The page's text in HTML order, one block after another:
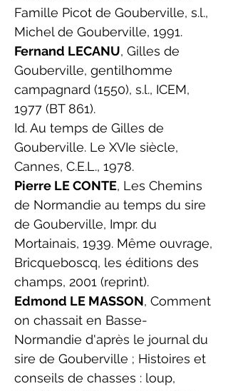
Famille Picot de Gouberville, s.l.,
Michel de Gouberville, 1991.
Fernand LECANU, Gilles de
Gouberville, gentilhomme
campagnard (1550), s.l., ICEM,
1977 (BT 861).
Id. Au temps de Gilles de
Gouberville. Le XVIe siècle,
Cannes, C.E.L., 1978.
Pierre LE CONTE, Les Chemins
de Normandie au temps du sire
de Gouberville, Impr. du
Mortainais, 1939. Même ouvrage,
Bricqueboscq, les éditions des
champs, 2001 (reprint).
Edmond LE MASSON, Comment
on chassait en Basse-
Normandie d'après le journal du
sire de Gouberville ; Histoires et
conseils de chasses : loup,